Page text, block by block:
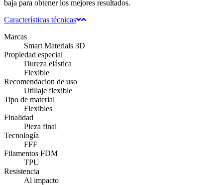
baja para obtener los mejores resultados.
Características técnicas
Marcas
Smart Materials 3D
Propiedad especial
Dureza elástica
Flexible
Recomendacion de uso
Utillaje flexible
Tipo de material
Flexibles
Finalidad
Pieza final
Tecnología
FFF
Filamentos FDM
TPU
Resistencia
Al impacto